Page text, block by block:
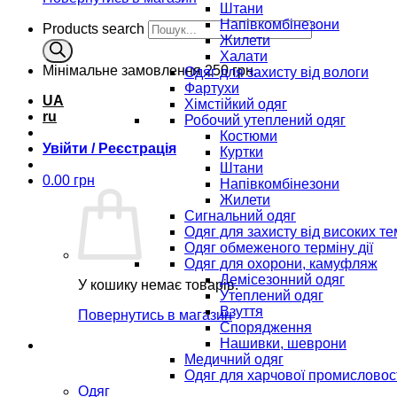
Products search
Мінімальне замовлення250 грн.
UA
ru
Увійти / Реєстрація
0.00 грн
У кошику немає товарів.
Повернутись в магазин
Штани
Напівкомбінезони
Жилети
Халати
Одяг для захисту від вологи
Фартухи
Хімстійкий одяг
Робочий утеплений одяг
Костюми
Куртки
Штани
Напівкомбінезони
Жилети
Сигнальний одяг
Одяг для захисту від високих
Одяг обмеженого терміну дії
Одяг для охорони, камуфляж
Демісезонний одяг
Утеплений одяг
Взуття
Спорядження
Нашивки, шеврони
Медичний одяг
Одяг для харчової
Одяг